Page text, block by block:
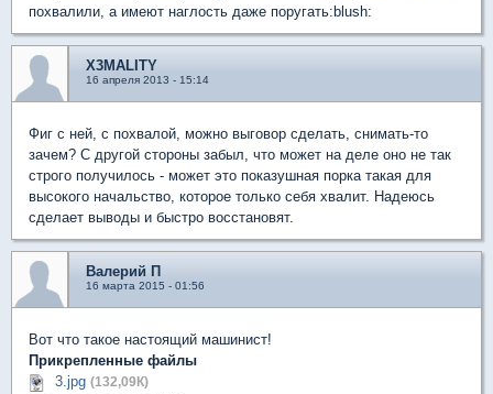
похвалили, а имеют наглость даже поругать:blush:
X3MALITY
16 апреля 2013 - 15:14
Фиг с ней, с похвалой, можно выговор сделать, снимать-то
зачем? С другой стороны забыл, что может на деле оно не так
строго получилось - может это показушная порка такая для
высокого начальство, которое только себя хвалит. Надеюсь
сделает выводы и быстро восстановят.
Валерий П
16 марта 2015 - 01:56
Вот что такое настоящий машинист!
Прикрепленные файлы
3.jpg (132,09К)